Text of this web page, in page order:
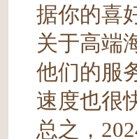
据你的喜
关于高端
他们的服
速度也很
总之，